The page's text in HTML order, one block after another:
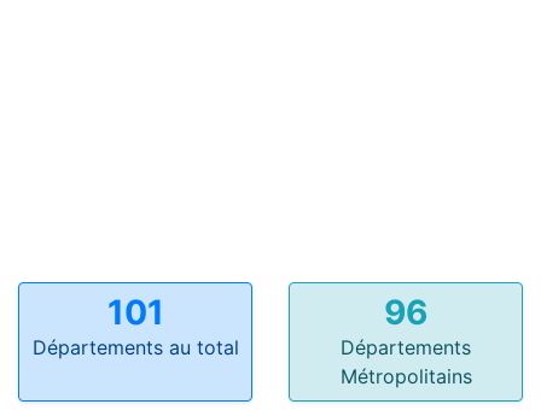
101
Départements au total
96
Départements
Métropolitains